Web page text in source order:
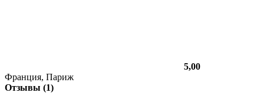
5,00
Франция, Париж
Отзывы (1)